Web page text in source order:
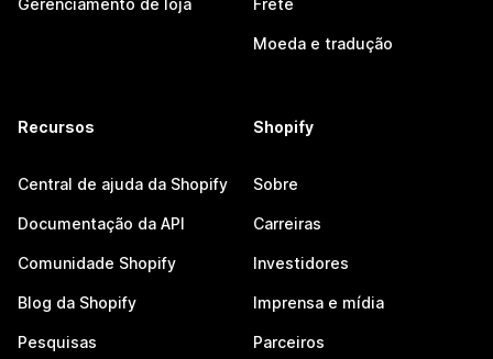
Gerenciamento de loja Frete
Moeda e tradução
Recursos
Central de ajuda da Shopify
Documentação da API
Comunidade Shopify
Blog da Shopify
Pesquisas
Shopify
Sobre
Carreiras
Investidores
Imprensa e mídia
Parceiros